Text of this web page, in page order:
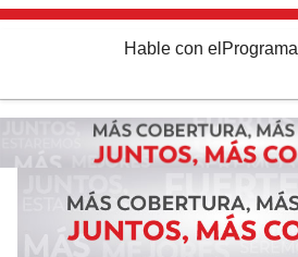
Hable con el Programa